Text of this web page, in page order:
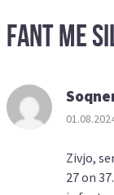
Fant me
Zivjo,
27 on